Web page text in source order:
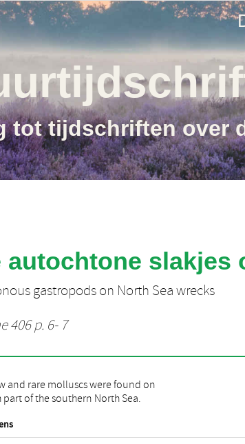
tot tijdschriften over
autochtone slakjes
gastropods on North Sea wrecks
406 p. 6- 7
and rare molluscs were found on
part of the southern North Sea.